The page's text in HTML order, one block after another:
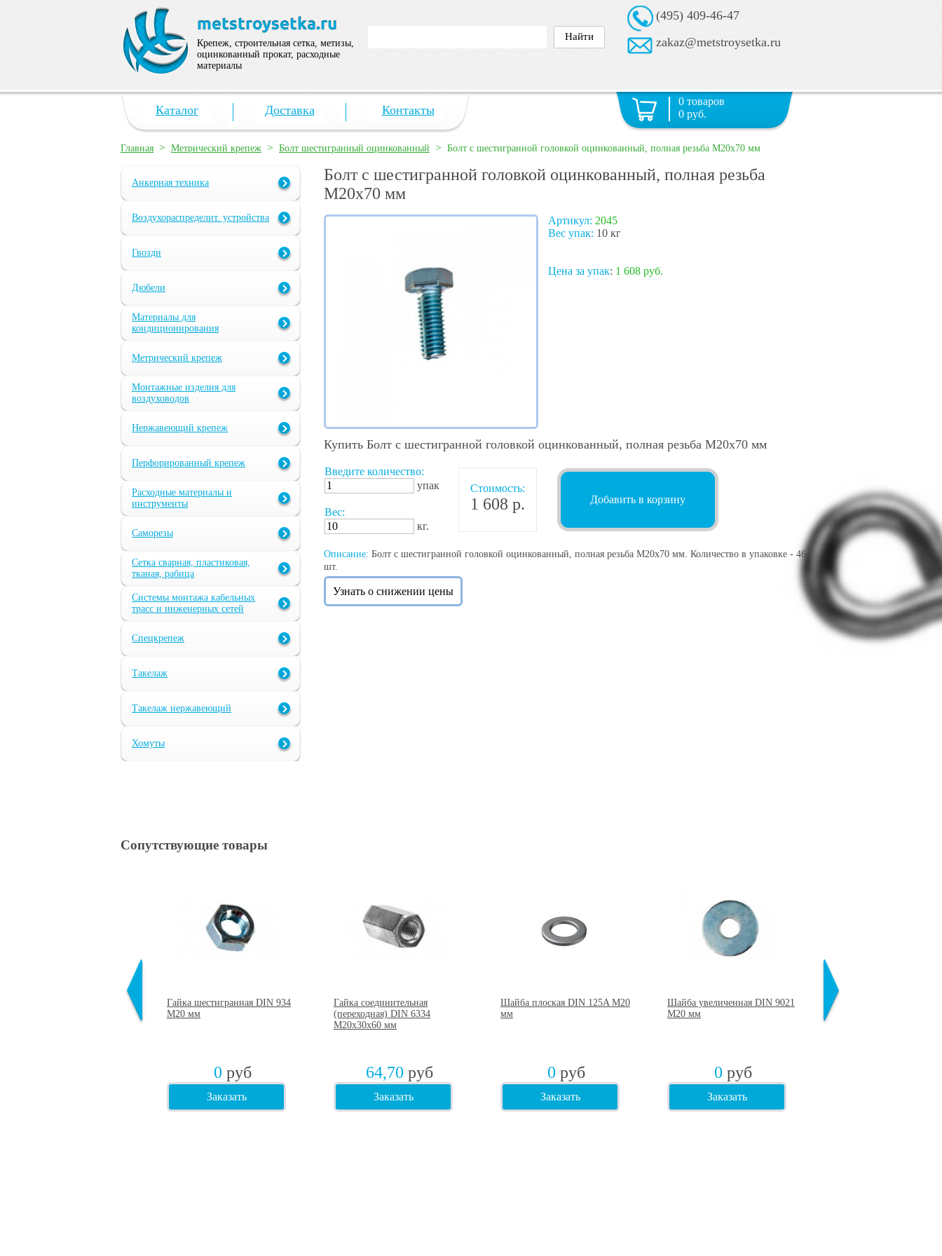
Крепеж, строительная сетка, метизы,
оцинкованный прокат, расходные
материалы
(495) 409-46-47
zakaz@metstroysetka.ru
Каталог Доставка Контакты
0 товаров
0 руб.
Главная > Метрический крепеж > Болт шестигранный оцинкованный > Болт с шестигранной головкой оцинкованный, полная резьба М20х70 мм
Анкерная техника
Воздухораспределит. устройства
Гвозди
Дюбели
Материалы для
кондиционирования
Метрический крепеж
Монтажные изделия для
воздуховодов
Нержавеющий крепеж
Перфорированный крепеж
Расходные материалы и
инструменты
Саморезы
Сетка сварная, пластиковая,
тканая, рабица
Системы монтажа кабельных
трасс и инженерных сетей
Спецкрепеж
Такелаж
Такелаж нержавеющий
Хомуты
Болт с шестигранной головкой оцинкованный, полная резьба
М20х70 мм
Артикул: 2045
Вес упак: 10 кг
Цена за упак: 1 608 руб.
Купить Болт с шестигранной головкой оцинкованный, полная резьба М20х70 мм
Введите количество:
упак
Вес:
кг.
Стоимость:
1 608 р. Добавить в корзину
Описание: Болт с шестигранной головкой оцинкованный, полная резьба М20х70 мм. Количество в упаковке - 46
шт.
Узнать о снижении цены
Сопутствующие товары
Гайка шестигранная DIN 934
М20 мм
0 руб
Заказать
Гайка соединительная
(переходная) DIN 6334
М20х30х60 мм
64,70 руб
Заказать
Шайба плоская DIN 125A М20
мм
0 руб
Заказать
Шайба увеличенная DIN 9021
М20 мм
0 руб
Заказать
Шайба гроверная DIN